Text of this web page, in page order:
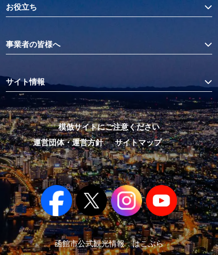
お役立ち
事業者の皆様へ
サイト情報
模倣サイトにご注意ください
運営団体・運営方針
サイトマップ
函館市公式観光情報 はこぶら